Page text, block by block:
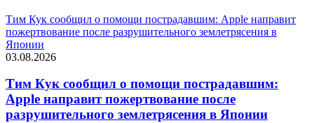
Тим Кук сообщил о помощи пострадавшим: Apple направит
пожертвование после разрушительного землетрясения в
Японии
03.08.2026
Тим Кук сообщил о помощи пострадавшим:
Apple направит пожертвование после
разрушительного землетрясения в Японии